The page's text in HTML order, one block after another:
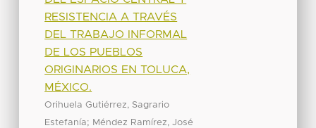
RESISTENCIA A TRAVÉS
DEL TRABAJO INFORMAL
DE LOS PUEBLOS
ORIGINARIOS EN TOLUCA,
MÉXICO.
Orihuela Gutiérrez, Sagrario
Estefanía; Méndez Ramírez, José